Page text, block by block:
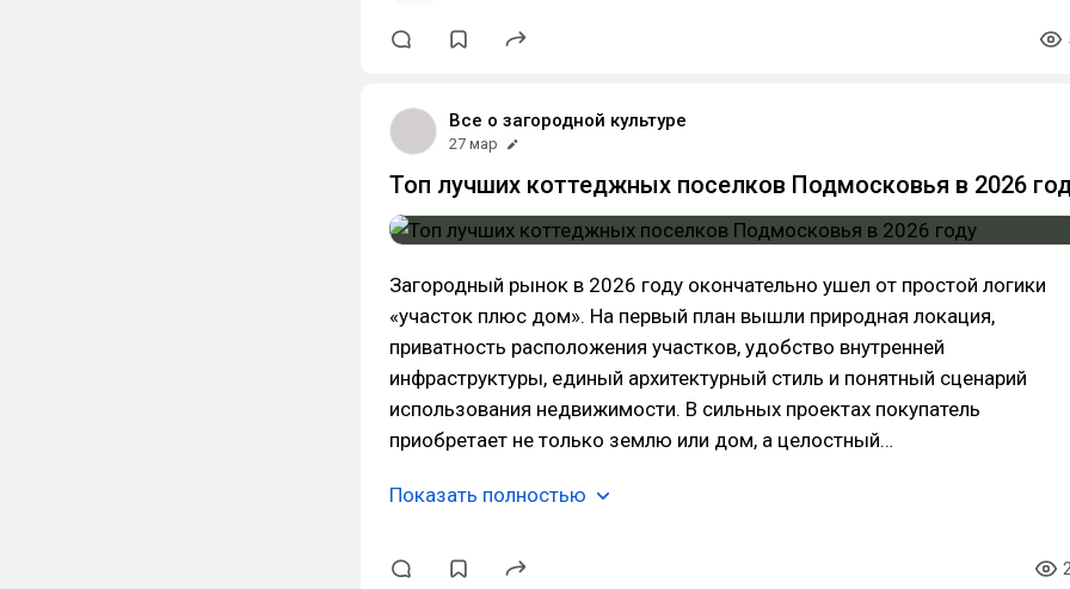
Все о загородной культуре
27 мар
Топ лучших коттеджных поселков Подмосковья в 2026
Загородный рынок в 2026 году окончательно ушел от простой логики
«участок плюс дом». На первый план вышли природная локация,
приватность расположения участков, удобство внутренней
инфраструктуры, единый архитектурный стиль и понятный сценарий
использования недвижимости. В сильных проектах покупатель
приобретает не только землю или дом, а целостный…
Показать полностью